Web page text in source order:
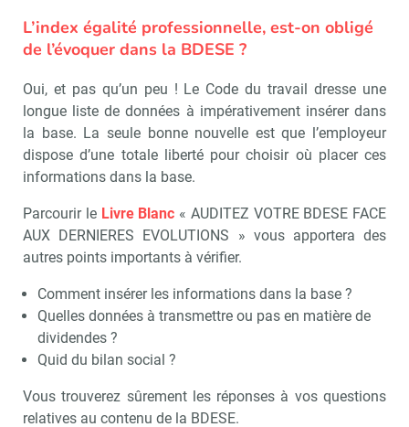
L’index égalité professionnelle, est-on obligé
de l’évoquer dans la BDESE ?
Oui, et pas qu’un peu ! Le Code du travail dresse une
longue liste de données à impérativement insérer dans
la base. La seule bonne nouvelle est que l’employeur
dispose d’une totale liberté pour choisir où placer ces
informations dans la base.
Parcourir le Livre Blanc « AUDITEZ VOTRE BDESE FACE
AUX DERNIERES EVOLUTIONS » vous apportera des
autres points importants à vérifier.
Comment insérer les informations dans la base ?
Quelles données à transmettre ou pas en matière de
dividendes ?
Quid du bilan social ?
Vous trouverez sûrement les réponses à vos questions
relatives au contenu de la BDESE.
Recevoir RH MatinAbonnez-